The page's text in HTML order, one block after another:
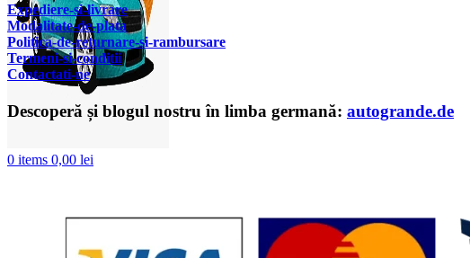
0 items 0,00 lei
Expediere-si-livrare
Modalitate-de-plata
Politica-de-returnare-si-rambursare
Termeni-si-conditii
Contactati-ne
Descoperă și blogul nostru în limba germană: autogrande.de